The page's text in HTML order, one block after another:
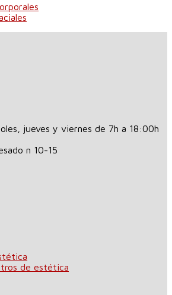
jueves y viernes de 7h a 18:00h
n 10-15
de estética